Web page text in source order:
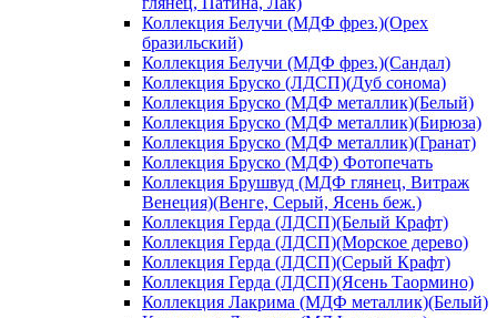
Коллекция Белучи (МДФ фрез.)(Орех
бразильский)
Коллекция Белучи (МДФ фрез.)(Сандал)
Коллекция Бруско (ЛДСП)(Дуб сонома)
Коллекция Бруско (МДФ металлик)(Белый)
Коллекция Бруско (МДФ металлик)(Бирюза)
Коллекция Бруско (МДФ металлик)(Гранат)
Коллекция Бруско (МДФ) Фотопечать
Коллекция Брушвуд (МДФ глянец, Витраж
Венеция)(Венге, Серый, Ясень беж.)
Коллекция Герда (ЛДСП)(Белый Крафт)
Коллекция Герда (ЛДСП)(Морское дерево)
Коллекция Герда (ЛДСП)(Серый Крафт)
Коллекция Герда (ЛДСП)(Ясень Таормино)
Коллекция Лакрима (МДФ металлик)(Белый)